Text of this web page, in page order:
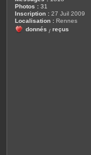
Photos : 31
Inscription : 27 Juil 2009
Localisation : Rennes
donnés / reçus